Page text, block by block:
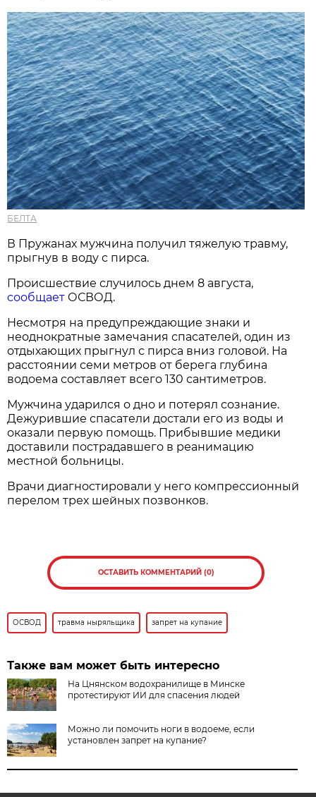
БЕЛТА
В Пружанах мужчина получил тяжелую травму,
прыгнув в воду с пирса.
Происшествие случилось днем 8 августа,
сообщает ОСВОД.
Несмотря на предупреждающие знаки и
неоднократные замечания спасателей, один из
отдыхающих прыгнул с пирса вниз головой. На
расстоянии семи метров от берега глубина
водоема составляет всего 130 сантиметров.
Мужчина ударился о дно и потерял сознание.
Дежурившие спасатели достали его из воды и
оказали первую помощь. Прибывшие медики
доставили пострадавшего в реанимацию
местной больницы.
Врачи диагностировали у него компрессионный
перелом трех шейных позвонков.
ОСТАВИТЬ КОММЕНТАРИЙ (0)
ОСВОД травма ныряльщика запрет на купание
Также вам может быть интересно
На Цнянском водохранилище в Минске
протестируют ИИ для спасения людей
Можно ли помочить ноги в водоеме, если
установлен запрет на купание?